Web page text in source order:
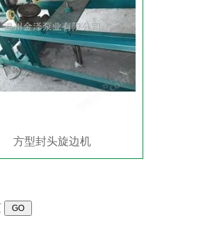
方型封头旋边机